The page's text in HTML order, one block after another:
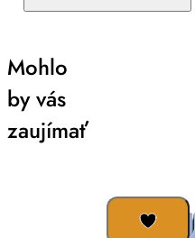
Mohlo
by vás
zaujímať